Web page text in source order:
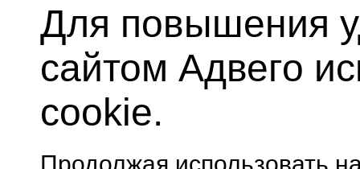
Для повышения
сайтом Адвего
cookie.